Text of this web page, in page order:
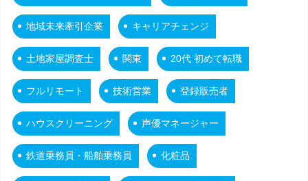
地域未来牽引企業 キャリアチェンジ
土地家屋調査士 関東 20代 初めて転職
フルリモート 技術営業 登録販売者
ハウスクリーニング 声優マネージャー
鉄道乗務員・船舶乗務員 化粧品